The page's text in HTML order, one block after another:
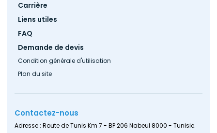
Carrière
Liens utiles
FAQ
Demande de devis
Condition générale d'utilisation
Plan du site
Contactez-nous
Adresse : Route de Tunis Km 7 - BP 206 Nabeul 8000 - Tunisie.